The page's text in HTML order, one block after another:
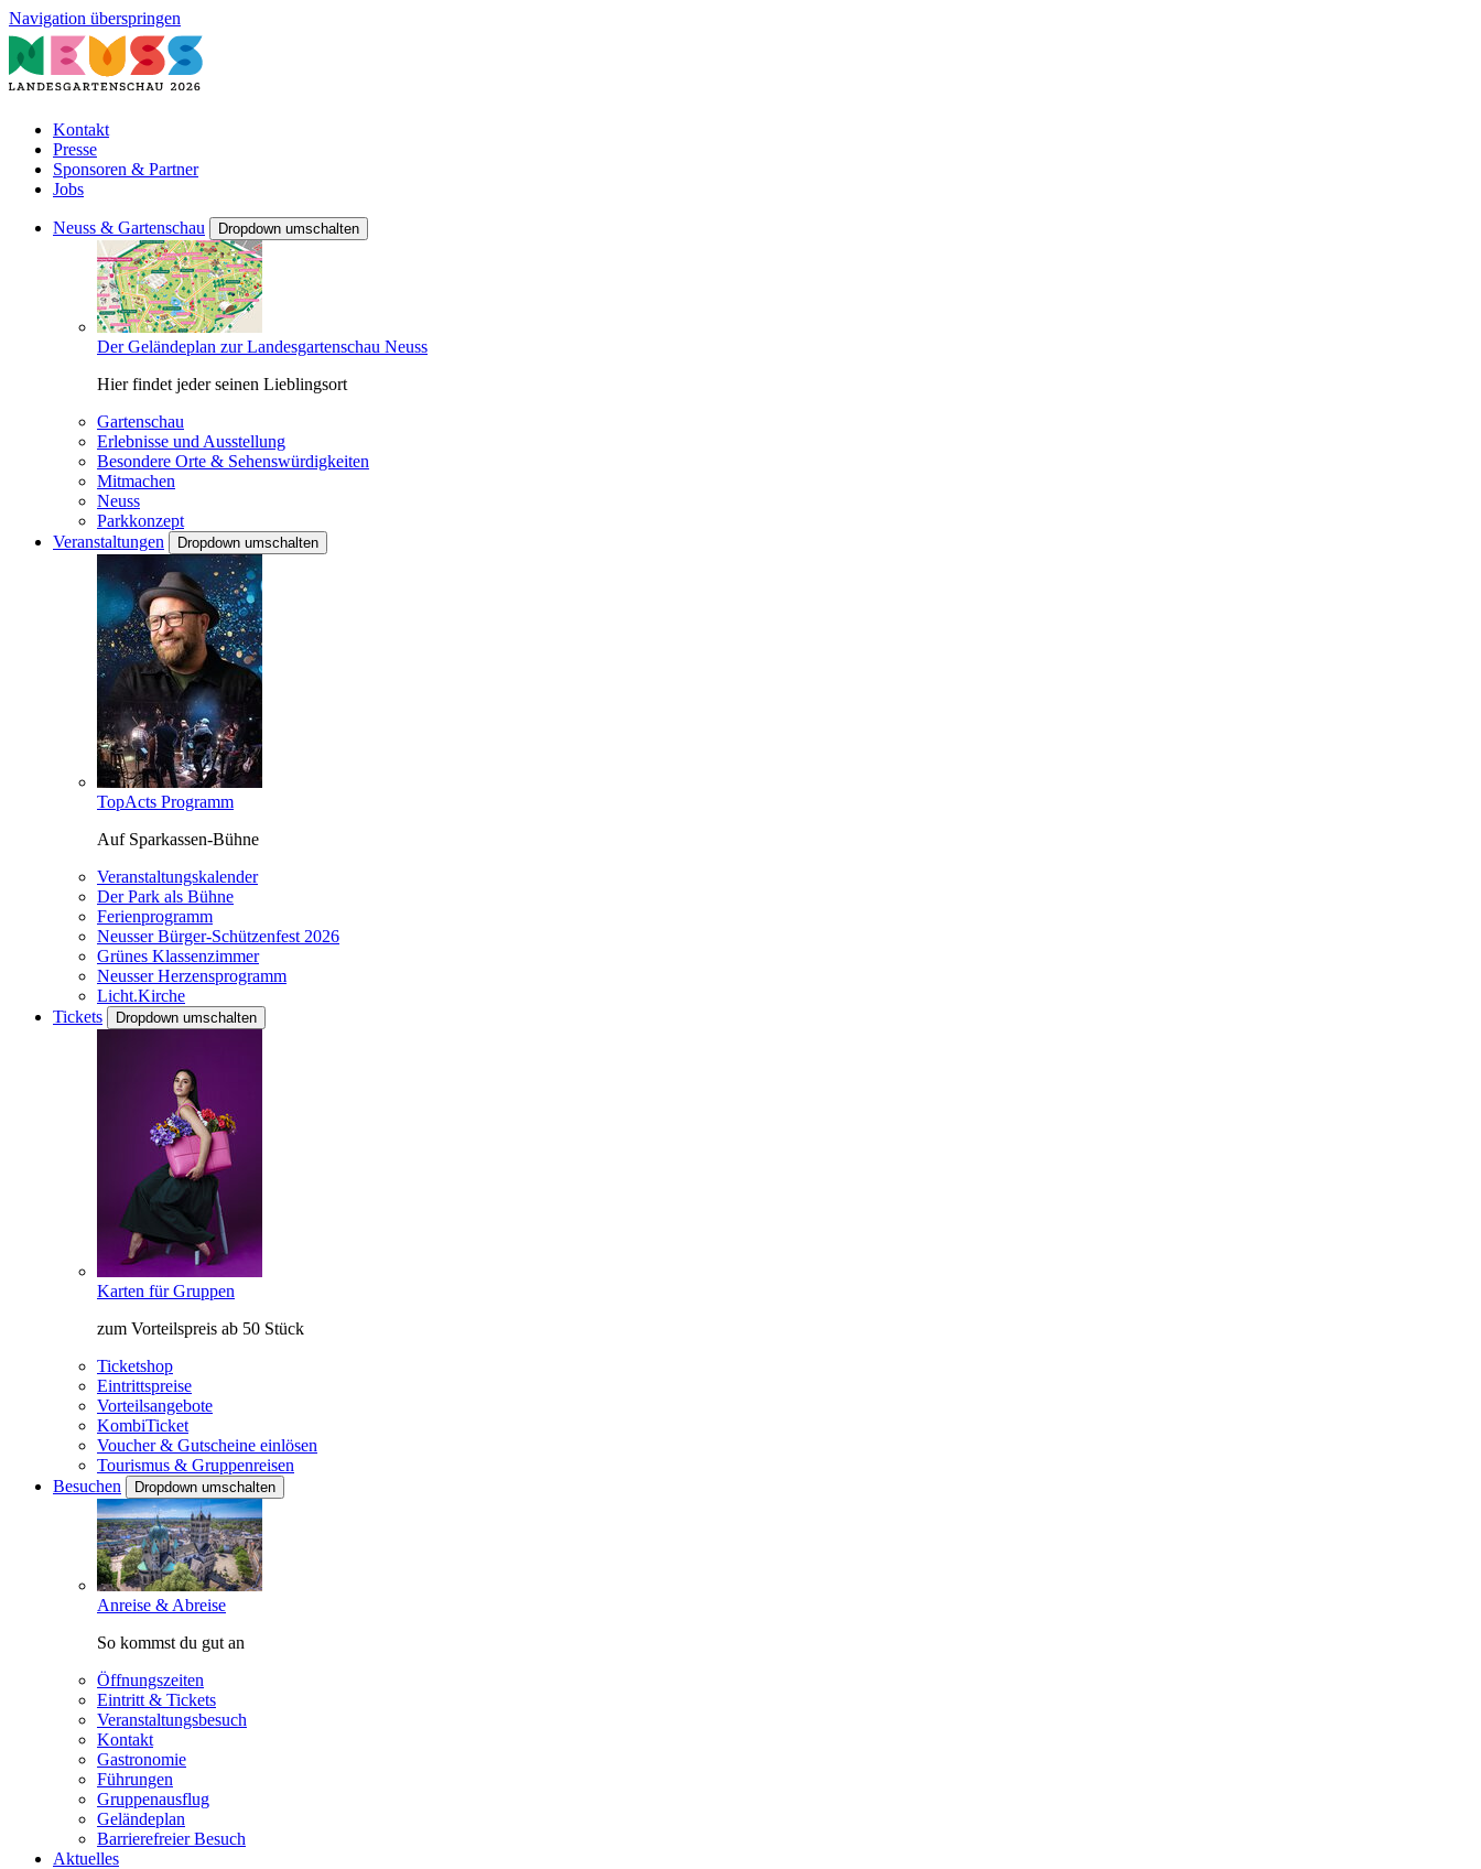
Navigation überspringen
Kontakt
Presse
Sponsoren & Partner
Jobs
Neuss & Gartenschau Dropdown umschalten
Der Geländeplan zur Landesgartenschau Neuss
Hier findet jeder seinen Lieblingsort
Gartenschau
Erlebnisse und Ausstellung
Besondere Orte & Sehenswürdigkeiten
Mitmachen
Neuss
Parkkonzept
Veranstaltungen
Dropdown umschalten
TopActs Programm
Auf Sparkassen-Bühne
Veranstaltungskalender
Der Park als Bühne
Ferienprogramm
Neusser Bürger-Schützenfest 2026
Grünes Klassenzimmer
Neusser Herzensprogramm
Licht.Kirche
Tickets
Dropdown umschalten
Karten für Gruppen
zum Vorteilspreis ab 50 Stück
Ticketshop
Eintrittspreise
Vorteilsangebote
KombiTicket
Voucher & Gutscheine einlösen
Tourismus & Gruppenreisen
Besuchen
Dropdown umschalten
Anreise & Abreise
So kommst du gut an
Öffnungszeiten
Eintritt & Tickets
Veranstaltungsbesuch
Kontakt
Gastronomie
Führungen
Gruppenausflug
Geländeplan
Barrierefreier Besuch
Aktuelles